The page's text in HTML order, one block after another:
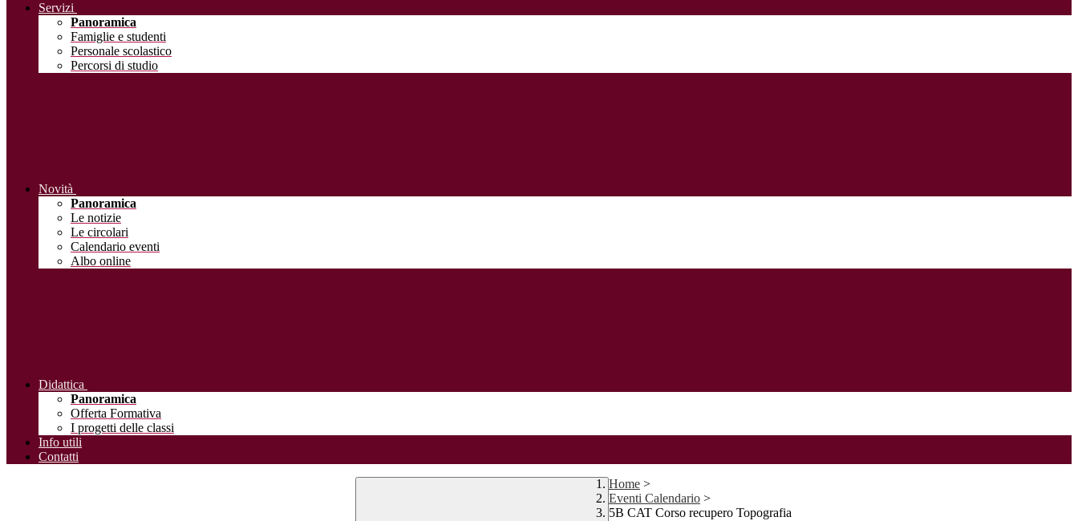
Servizi
Panoramica
Famiglie e studenti
Personale scolastico
Percorsi di studio
Novità
Panoramica
Le notizie
Le circolari
Calendario eventi
Albo online
Didattica
Panoramica
Offerta Formativa
I progetti delle classi
Info utili
Contatti
Home >
Eventi Calendario >
5B CAT Corso recupero Topografia